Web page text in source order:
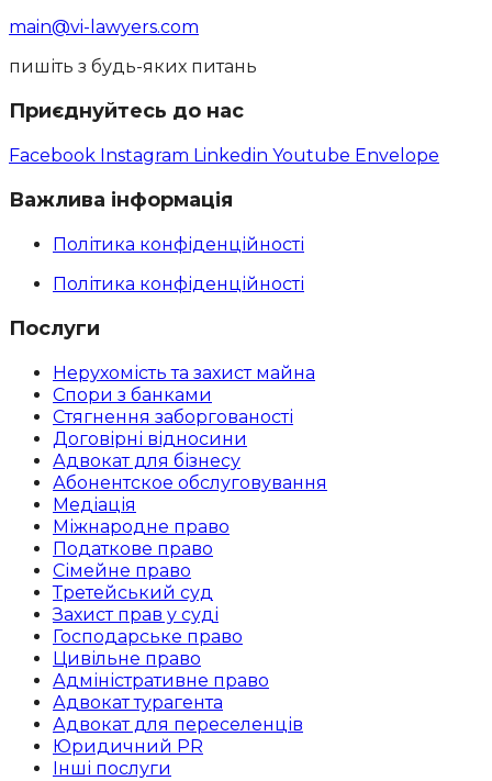
main@vi-lawyers.com
пишіть з будь-яких питань
Приєднуйтесь до нас
Facebook Instagram Linkedin Youtube Envelope
Важлива інформація
Політика конфіденційності
Політика конфіденційності
Послуги
Нерухомість та захист майна
Спори з банками
Стягнення заборгованості
Договірні відносини
Адвокат для бізнесу
Абoнентское обслуговування
Медіація
Міжнародне право
Податкове право
Сімейне право
Третейський суд
Захист прав у суді
Господарське право
Цивільне право
Адміністративне право
Адвокат турагента
Адвокат для переселенців
Юридичний PR
Інші послуги